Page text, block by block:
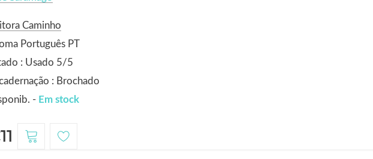
Caminho
Português PT
: Usado 5/5
: Brochado
- Em stock